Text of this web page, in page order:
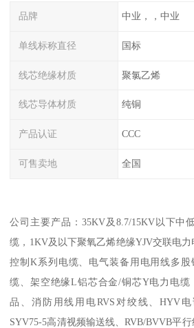
品牌 中业，，中业
单线标称直径 国标
线芯绝缘材质 聚氯乙烯
线芯导体材质 纯铜
产品认证 CCC
可售卖地 全国
公司主要产品：35KV及8.7/15KV以下中
缆，1KV及以下聚氧乙烯绝缘YJV交联电
控制K系列电缆、电气装备用电用线多股
缆、架空绝缘L铝芯合金/铜芯Y电力电缆
品、消防用线用电RVS对绞线、HYV电
SYV75-5高清视频输送线、RVB/BVVB平